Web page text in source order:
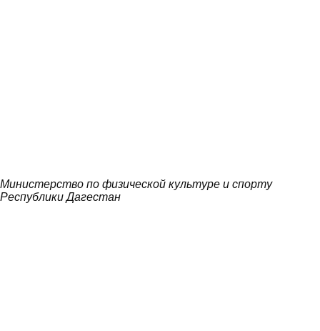
Министерство по физической культуре и спорту
Республики Дагестан